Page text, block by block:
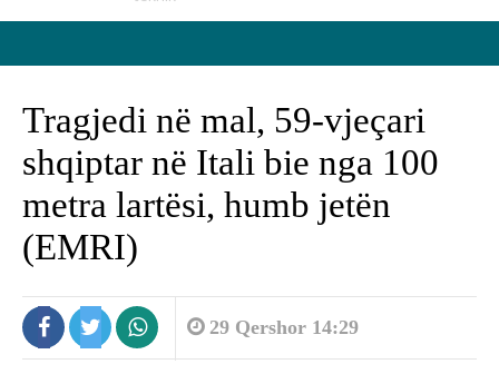
Tragjedi në mal, 59-vjeçari
shqiptar në Itali bie nga 100
metra lartësi, humb jetën
(EMRI)
29 Qershor 14:29